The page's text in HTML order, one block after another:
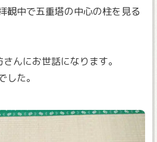
観中で五重塔の中心の柱を見る
んにお世話になります。
た。